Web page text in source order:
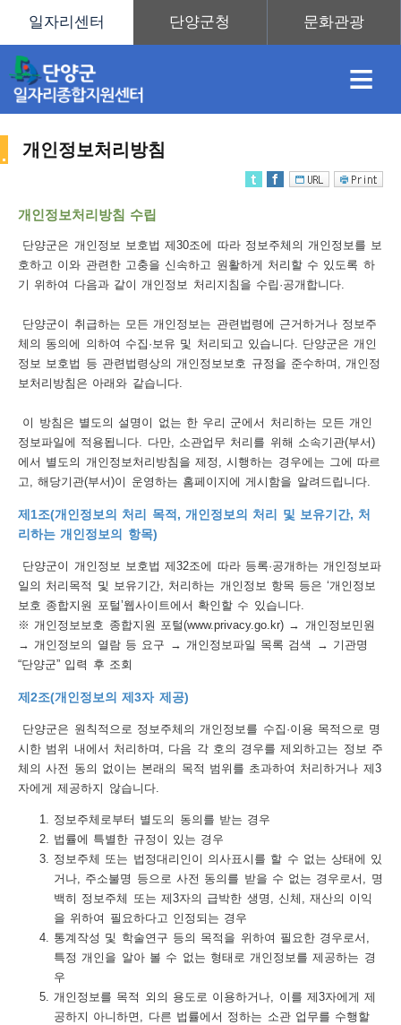
≡
용
정
보
재
정
보
업
훈
련
정
업
도
우
미
터
안
내
개인정보처리방침
개인정보처리방침 수립
단양군은 개인정보 보호법 제30조에 따라 정보주체의 개인정보를 보
호하고 이와 관련한 고충을 신속하고 원활하게 처리할 수 있도록 하
기 위하여 다음과 같이 개인정보 처리지침을 수립·공개합니다.
단양군이 취급하는 모든 개인정보는 관련법령에 근거하거나 정보주
체의 동의에 의하여 수집·보유 및 처리되고 있습니다. 단양군은 개인
정보 보호법 등 관련법령상의 개인정보보호 규정을 준수하며, 개인정
보처리방침은 아래와 같습니다.
이 방침은 별도의 설명이 없는 한 우리 군에서 처리하는 모든 개인
정보파일에 적용됩니다. 다만, 소관업무 처리를 위해 소속기관(부서)
에서 별도의 개인정보처리방침을 제정, 시행하는 경우에는 그에 따르
고, 해당기관(부서)이 운영하는 홈페이지에 게시함을 알려드립니다.
제1조(개인정보의 처리 목적, 개인정보의 처리 및 보유기간, 처
리하는 개인정보의 항목)
단양군이 개인정보 보호법 제32조에 따라 등록·공개하는 개인정보파
일의 처리목적 및 보유기간, 처리하는 개인정보 항목 등은 ‘개인정보
보호 종합지원 포털’웹사이트에서 확인할 수 있습니다.
※ 개인정보보호 종합지원 포털(www.privacy.go.kr) → 개인정보민원
→ 개인정보의 열람 등 요구 → 개인정보파일 목록 검색 → 기관명
“단양군” 입력 후 조회
제2조(개인정보의 제3자 제공)
단양군은 원칙적으로 정보주체의 개인정보를 수집·이용 목적으로 명
시한 범위 내에서 처리하며, 다음 각 호의 경우를 제외하고는 정보 주
체의 사전 동의 없이는 본래의 목적 범위를 초과하여 처리하거나 제3
자에게 제공하지 않습니다.
정보주체로부터 별도의 동의를 받는 경우
법률에 특별한 규정이 있는 경우
정보주체 또는 법정대리인이 의사표시를 할 수 없는 상태에 있
거나, 주소불명 등으로 사전 동의를 받을 수 없는 경우로서, 명
백히 정보주체 또는 제3자의 급박한 생명, 신체, 재산의 이익
을 위하여 필요하다고 인정되는 경우
통계작성 및 학술연구 등의 목적을 위하여 필요한 경우로서,
특정 개인을 알아 볼 수 없는 형태로 개인정보를 제공하는 경
우
개인정보를 목적 외의 용도로 이용하거나, 이를 제3자에게 제
공하지 아니하면, 다른 법률에서 정하는 소관 업무를 수행할
사
이
트
메
뉴
사
트
맵